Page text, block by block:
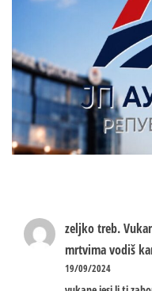
zeljko treb.
mrtvima vodiš
19/09/2024